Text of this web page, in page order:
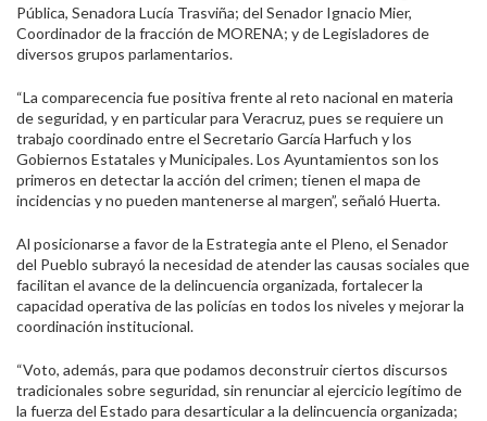
Pública, Senadora Lucía Trasviña; del Senador Ignacio Mier,
Coordinador de la fracción de MORENA; y de Legisladores de
diversos grupos parlamentarios.
“La comparecencia fue positiva frente al reto nacional en materia
de seguridad, y en particular para Veracruz, pues se requiere un
trabajo coordinado entre el Secretario García Harfuch y los
Gobiernos Estatales y Municipales. Los Ayuntamientos son los
primeros en detectar la acción del crimen; tienen el mapa de
incidencias y no pueden mantenerse al margen”, señaló Huerta.
Al posicionarse a favor de la Estrategia ante el Pleno, el Senador
del Pueblo subrayó la necesidad de atender las causas sociales que
facilitan el avance de la delincuencia organizada, fortalecer la
capacidad operativa de las policías en todos los niveles y mejorar la
coordinación institucional.
“Voto, además, para que podamos deconstruir ciertos discursos
tradicionales sobre seguridad, sin renunciar al ejercicio legítimo de
la fuerza del Estado para desarticular a la delincuencia organizada;